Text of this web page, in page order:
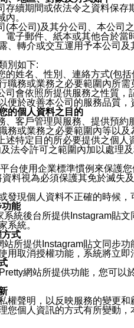
存續期間或依法令之資料保
。
(本公司)及其分公司、本公司
電子郵件、紙本或其他合於
、轉介或交互運用予本公司及
別如下:
的姓名、性別、連絡方式(包
職務或業務之必要範圍內所需
司會依照所提供服務之性質
便於改善本公司的服務品質
的個人資料之目的
、客戶管理與服務、提供預
務或業務之必要範圍內等以
述特定目的所必要提供之個
法令許可之範圍內加以處理及
台使用企業標準慣例來保護
料視為必須保護其免於滅失
發現個人資料不正確的時候
功能
系統後台所提供Instagram貼
系統。
式
站所提供Instagram貼文同步
用取消授權功能，系統將立
網站所提供功能，您可以
權聲明，以反映服務的變更
您個人資訊的方式有所變動